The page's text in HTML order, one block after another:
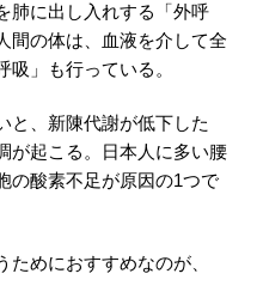
肺に出し入れする「外呼
間の体は、血液を介して全
」も行っている。
と、新陳代謝が低下した
が起こる。日本人に多い腰
の酸素不足が原因の1つで
めにおすすめなのが、